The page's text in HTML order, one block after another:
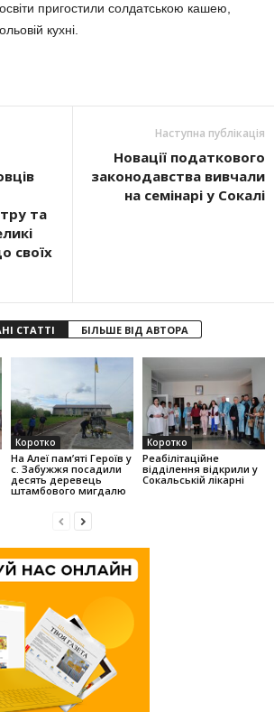
освіти пригостили солдатською кашею,
кухні.
та
своїх
Наступна публікація
Новації податкового
законодавства вивчали
на семінарі у Сокалі
СТАТТІ БІЛЬШЕ ВІД АВТОРА
Коротко
На Алеї па­м’яті Героїв у
с. Забужжя поса­дили
десять деревець
штамбо­вого мигдалю
Коротко
Реабілітаційне
відділення відкрили у
Сокальській лікарні